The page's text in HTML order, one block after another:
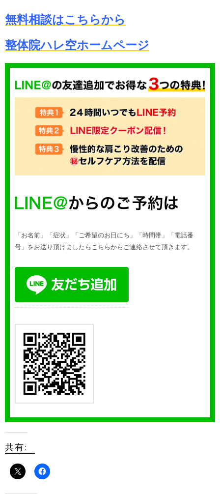
無料相談はこちらから
整体院ハレ空ホームページ
「お名前」「症状」「ご希望のお日にち」「時間帯」「電話番
号」をお送り頂けましたらこちらからご連絡させて頂きます。
共有: